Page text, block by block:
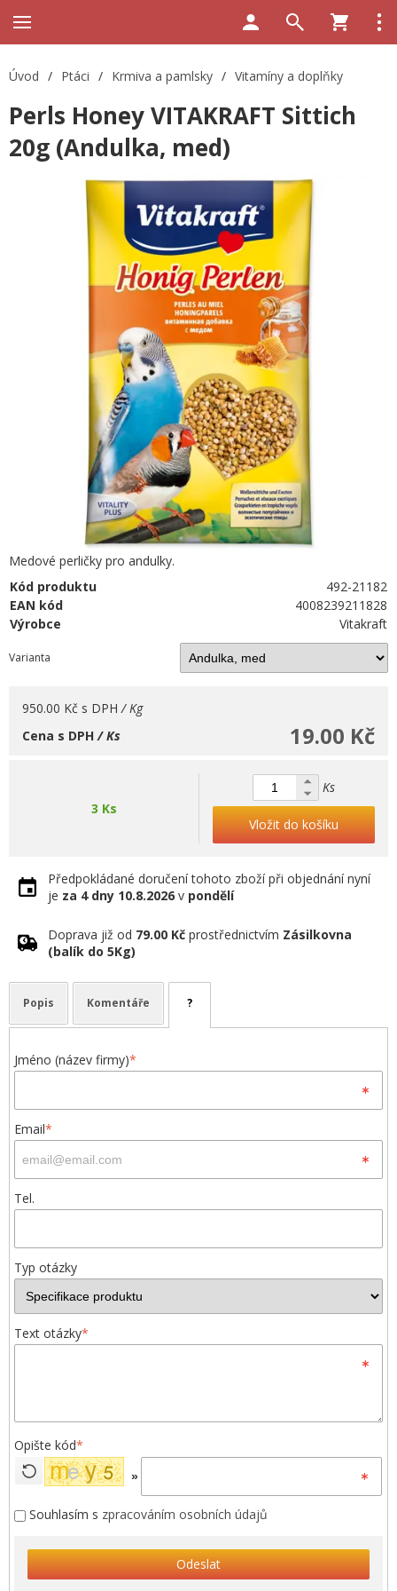
Úvod / Ptáci / Krmiva a pamlsky / Vitamíny a doplňky
Perls Honey VITAKRAFT Sittich
20g (Andulka, med)
Medové perličky pro andulky.
Kód produktu
492-21182
EAN kód
4008239211828
Výrobce
Vitakraft
Varianta
950.00 Kč s DPH / Kg
19.00 Kč
Cena s DPH/ Ks
3 Ks
Ks
Vložit do košíku
Předpokládané doručení tohoto zboží při objednání nyní
je za 4 dny 10.8.2026 v pondělí
Doprava již od 79.00 Kč prostřednictvím Zásilkovna
(balík do 5Kg)
Popis Komentáře ?
Jméno (název firmy)*
Email*
Tel.
Typ otázky
Text otázky*
Opište kód*
»
Souhlasím s zpracováním osobních údajů
Odeslat